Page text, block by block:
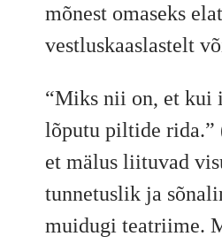
mõnest omaseks
vestluskaaslastelt
“Miks nii on, et kui
lõputu piltide rida.”
et mälus liituvad
tunnetuslik ja
muidugi teatriime.